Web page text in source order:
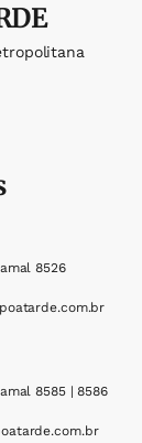
8526
8585 | 8586